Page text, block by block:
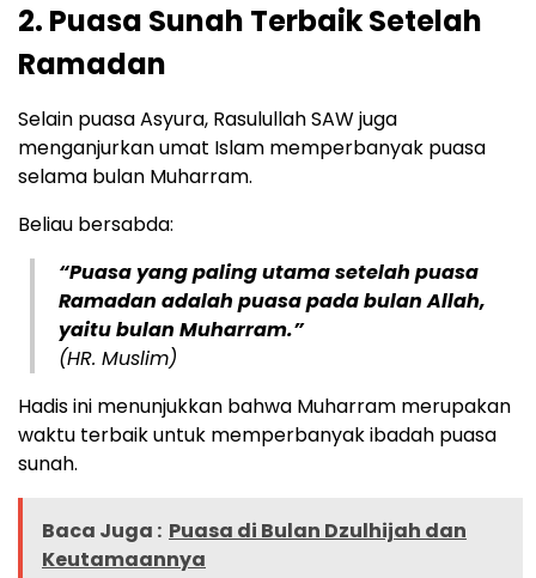
2. Puasa Sunah Terbaik Setelah
Ramadan
Selain puasa Asyura, Rasulullah SAW juga
menganjurkan umat Islam memperbanyak puasa
selama bulan Muharram.
Beliau bersabda:
“Puasa yang paling utama setelah puasa
Ramadan adalah puasa pada bulan Allah,
yaitu bulan Muharram.”
(HR. Muslim)
Hadis ini menunjukkan bahwa Muharram merupakan
waktu terbaik untuk memperbanyak ibadah puasa
sunah.
Baca Juga : Puasa di Bulan Dzulhijah dan
Keutamaannya